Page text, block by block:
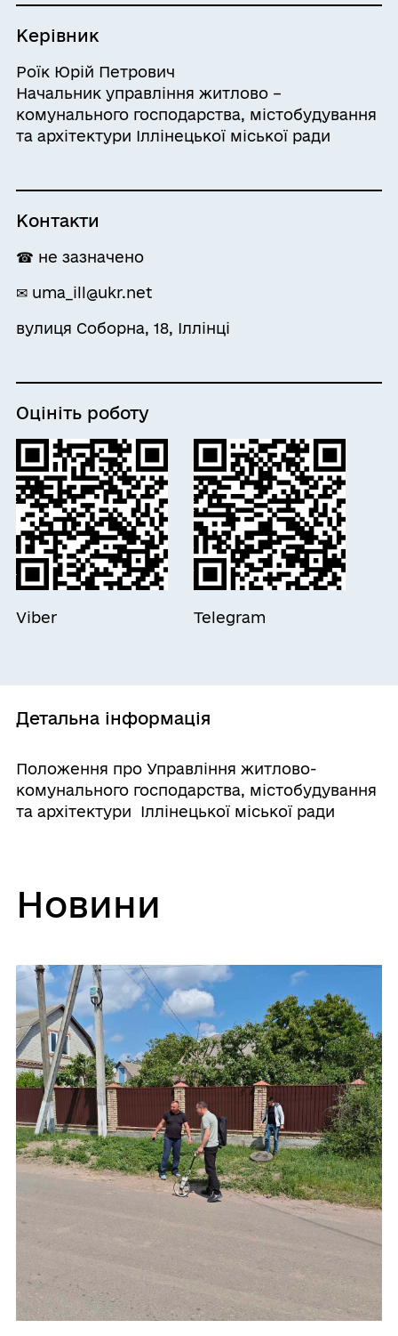
Керівник
Роїк Юрій Петрович
Начальник управління житлово –
комунального господарства, містобудування
та архітектури Іллінецької міської ради
Контакти
☎ не зазначено
✉ uma_ill@ukr.net
вулиця Соборна, 18, Іллінці
Оцініть роботу
Viber Telegram
Детальна інформація
Положення про Управління житлово-
комунального господарства, містобудування
та архітектури Іллінецької міської ради
Новини